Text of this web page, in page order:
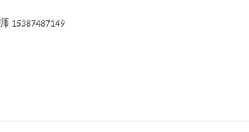
15387487149